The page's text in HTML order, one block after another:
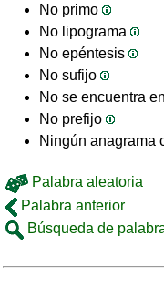
No primo
No lipograma
No epéntesis
No sufijo
No se encuentra
No prefijo
Ningún anagrama
Palabra aleatoria
Palabra anterior
Búsqueda de